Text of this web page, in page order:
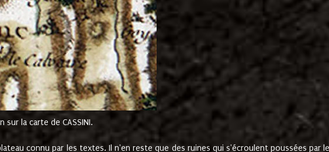
sur la carte de CASSINI.
connu par les textes. Il n'en reste que des ruines qui s'écroulent poussées par